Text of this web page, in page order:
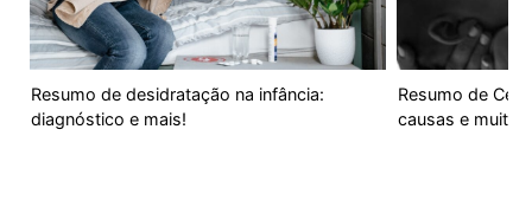
Resumo de desidratação na infância:
diagnóstico e mais!
Resumo de
causas e muito